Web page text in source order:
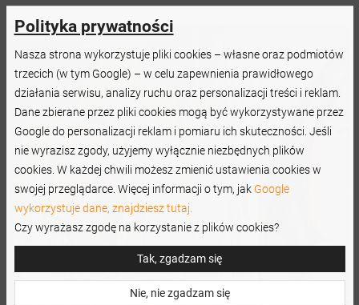
Polityka prywatności
Nasza strona wykorzystuje pliki cookies – własne oraz podmiotów
trzecich (w tym Google) – w celu zapewnienia prawidłowego
działania serwisu, analizy ruchu oraz personalizacji treści i reklam.
Dane zbierane przez pliki cookies mogą być wykorzystywane przez
Google do personalizacji reklam i pomiaru ich skuteczności. Jeśli
nie wyrazisz zgody, użyjemy wyłącznie niezbędnych plików
cookies. W każdej chwili możesz zmienić ustawienia cookies w
swojej przeglądarce. Więcej informacji o tym, jak Google
wykorzystuje dane, znajdziesz tutaj.
Czy wyrażasz zgodę na korzystanie z plików cookies?
Tak, zgadzam się
Nie, nie zgadzam się